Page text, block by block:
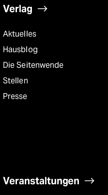
Verlag
Aktuelles
Hausblog
Die Seitenwende
Stellen
Presse
Veranstaltungen